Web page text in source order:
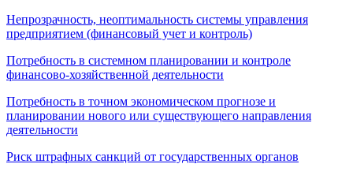
Непрозрачность, неоптимальность системы управления
предприятием (финансовый учет и контроль)
Потребность в системном планировании и контроле
финансово-хозяйственной деятельности
Потребность в точном экономическом прогнозе и
планировании нового или существующего направления
деятельности
Риск штрафных санкций от государственных органов